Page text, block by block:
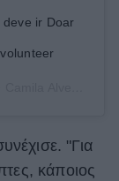
ir Doar
"Για
κάποιος